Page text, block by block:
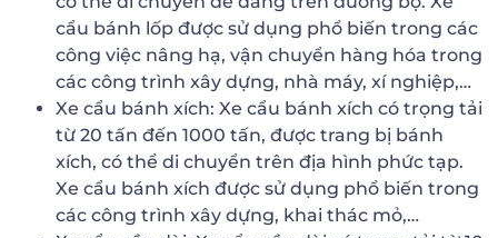
cẩu bánh lốp được sử dụng phổ biến trong các
công việc nâng hạ, vận chuyển hàng hóa trong
các công trình xây dựng, nhà máy, xí nghiệp,…
Xe cẩu bánh xích: Xe cẩu bánh xích có trọng tải
từ 20 tấn đến 1000 tấn, được trang bị bánh
xích, có thể di chuyển trên địa hình phức tạp.
Xe cẩu bánh xích được sử dụng phổ biến trong
các công trình xây dựng, khai thác mỏ,…